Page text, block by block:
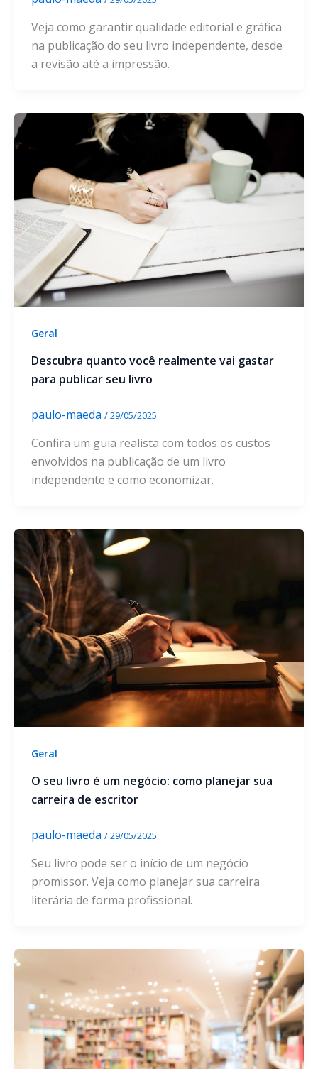
Veja como garantir qualidade editorial e gráfica
na publicação do seu livro independente, desde
a revisão até a impressão.
Geral
Descubra quanto você realmente vai gastar
para publicar seu livro
paulo-maeda /29/05/2025
Confira um guia realista com todos os custos
envolvidos na publicação de um livro
independente e como economizar.
Geral
O seu livro é um negócio: como planejar sua
carreira de escritor
paulo-maeda /29/05/2025
Seu livro pode ser o início de um negócio
promissor. Veja como planejar sua carreira
literária de forma profissional.